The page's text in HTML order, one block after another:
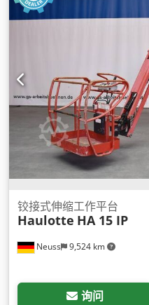
Neuss 9,524 km
铰接式伸缩工作平台
Haulotte HA 15 IP
询问